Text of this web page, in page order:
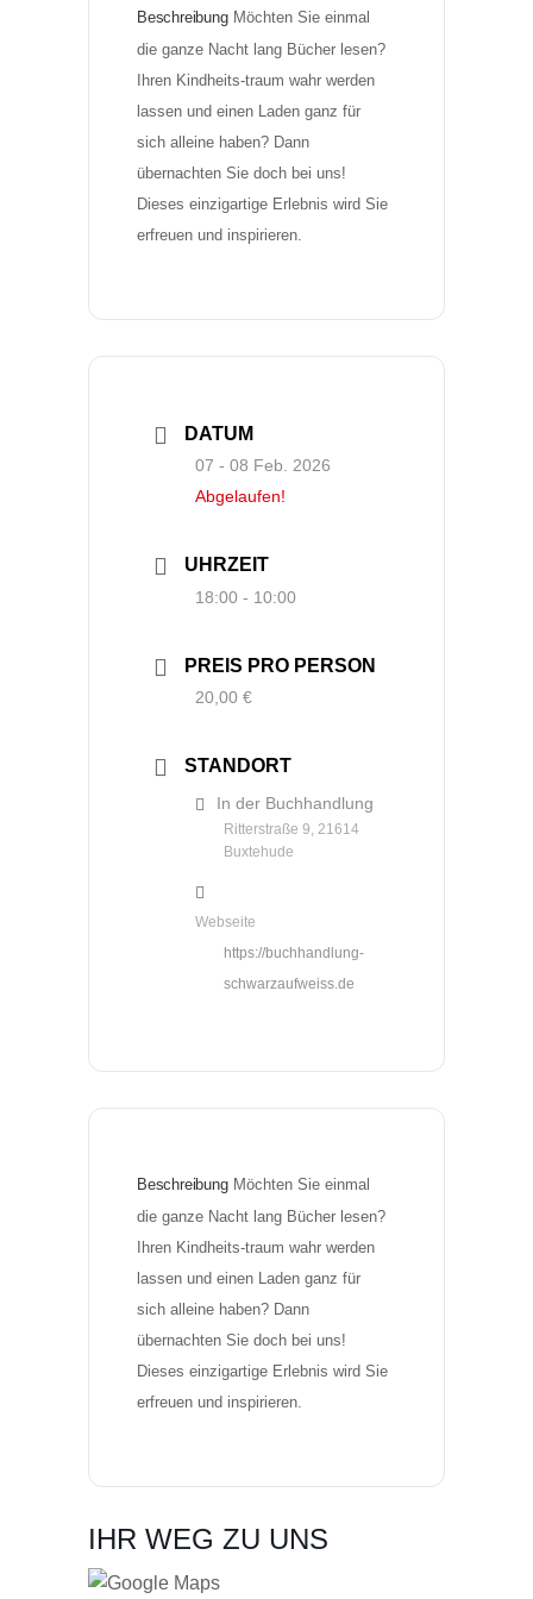
Beschreibung Möchten Sie einmal
die ganze Nacht lang Bücher lesen?
Ihren Kindheits-traum wahr werden
lassen und einen Laden ganz für
sich alleine haben? Dann
übernachten Sie doch bei uns!
Dieses einzigartige Erlebnis wird Sie
erfreuen und inspirieren.
DATUM
07 - 08 Feb. 2026
Abgelaufen!
UHRZEIT
18:00 - 10:00
PREIS PRO PERSON
20,00 €
STANDORT
In der Buchhandlung
Ritterstraße 9, 21614
Buxtehude
Webseite
https://buchhandlung-
schwarzaufweiss.de
Beschreibung Möchten Sie einmal
die ganze Nacht lang Bücher lesen?
Ihren Kindheits-traum wahr werden
lassen und einen Laden ganz für
sich alleine haben? Dann
übernachten Sie doch bei uns!
Dieses einzigartige Erlebnis wird Sie
erfreuen und inspirieren.
IHR WEG ZU UNS